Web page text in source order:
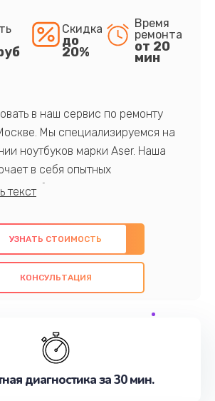
Скидка
до
20%
Время
ремонта
от 20
мин
в наш сервис по ремонту
Мы специализируемся на
ноутбуков марки Aser. Наша
в себя опытных
с обширными знаниями и
и качественный ремонт с
оригинальных компонентов, а
качество всех
работ. Наша цель - предоставить
удовлетворяя их потребности
Не медлите записаться на
УЗНАТЬ СТОИМОСТЬ
КОНСУЛЬТАЦИЯ
диагностика за 30 мин.